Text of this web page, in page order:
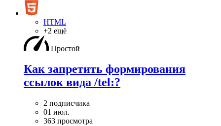
HTML
+2 ещё
Простой
Как запретить формирования
ссылок вида /tel:?
2 подписчика
01 июл.
363 просмотра